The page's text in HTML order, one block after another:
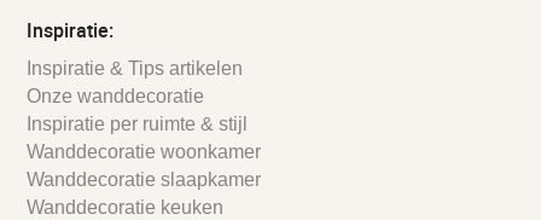
Inspiratie:
Inspiratie & Tips artikelen
Onze wanddecoratie
Inspiratie per ruimte & stijl
Wanddecoratie woonkamer
Wanddecoratie slaapkamer
Wanddecoratie keuken